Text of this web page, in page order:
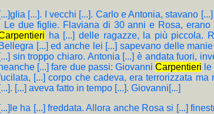
[...]glia [...]. I vecchi [...]. Carlo e Antonia, stavano
Le due figlie. Flaviana di 30 anni e Rosa,
ha [...] delle ragazze, la più piccola.
Bellegra [...] ed anche lei [...] sapevano delle
[...] sin troppo chiaro. Antonia [...] è andata fuori,
[...] fare due passi: GiovanniCarpentieri
[...] corpo che cadeva, era terrorizzata
[...]. [...] aveva fatto in tempo [...]. Giovanni[...]
[...]le ha [...] freddata. Allora anche Rosa si [...]